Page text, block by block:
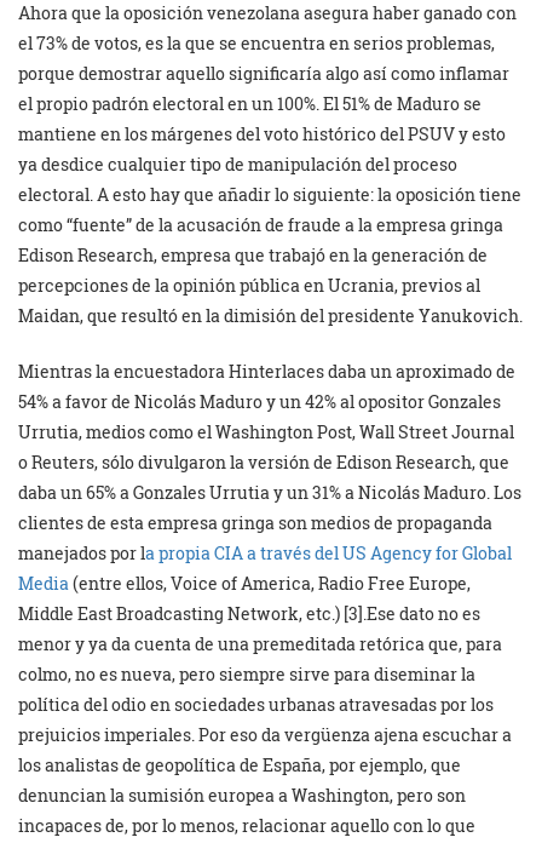
Ahora que la oposición venezolana asegura haber ganado con
el 73% de votos, es la que se encuentra en serios problemas,
porque demostrar aquello significaría algo así como inflamar
el propio padrón electoral en un 100%. El 51% de Maduro se
mantiene en los márgenes del voto histórico del PSUV y esto
ya desdice cualquier tipo de manipulación del proceso
electoral. A esto hay que añadir lo siguiente: la oposición tiene
como “fuente” de la acusación de fraude a la empresa gringa
Edison Research, empresa que trabajó en la generación de
percepciones de la opinión pública en Ucrania, previos al
Maidan, que resultó en la dimisión del presidente Yanukovich.
Mientras la encuestadora Hinterlaces daba un aproximado de
54% a favor de Nicolás Maduro y un 42% al opositor Gonzales
Urrutia, medios como el Washington Post, Wall Street Journal
o Reuters, sólo divulgaron la versión de Edison Research, que
daba un 65% a Gonzales Urrutia y un 31% a Nicolás Maduro. Los
clientes de esta empresa gringa son medios de propaganda
manejados por la propia CIA a través del US Agency for Global
Media(entre ellos, Voice of America, Radio Free Europe,
Middle East Broadcasting Network, etc.) [3].Ese dato no es
menor y ya da cuenta de una premeditada retórica que, para
colmo, no es nueva, pero siempre sirve para diseminar la
política del odio en sociedades urbanas atravesadas por los
prejuicios imperiales. Por eso da vergüenza ajena escuchar a
los analistas de geopolítica de España, por ejemplo, que
denuncian la sumisión europea a Washington, pero son
incapaces de, por lo menos, relacionar aquello con lo que